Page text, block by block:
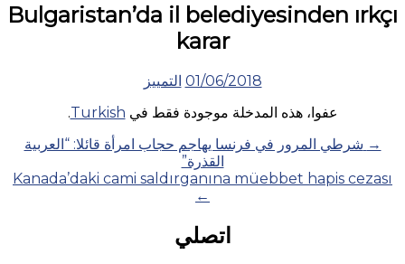
Bulgaristan’da il belediyesinden ırkçı
karar
01/06/2018 التمييز
عفوا، هذه المدخلة موجودة فقط في Turkish
.
Posts
navigation
→ شرطي المرور في فرنسا يهاجم حجاب امرأة قائلا: “العربية
القذرة”
Kanada’daki cami saldırganına müebbet hapis cezası
←
اتصلي